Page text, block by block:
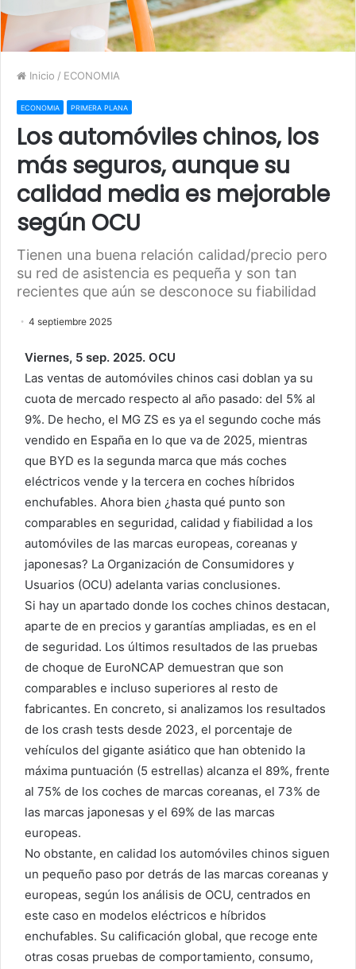
Inicio / ECONOMIA
ECONOMIA PRIMERA PLANA
Los automóviles chinos, los
más seguros, aunque su
calidad media es mejorable
según OCU
Tienen una buena relación calidad/precio pero
su red de asistencia es pequeña y son tan
recientes que aún se desconoce su fiabilidad
4 septiembre 2025
Viernes, 5 sep. 2025. OCU
Las ventas de automóviles chinos casi doblan ya su
cuota de mercado respecto al año pasado: del 5% al
9%. De hecho, el MG ZS es ya el segundo coche más
vendido en España en lo que va de 2025, mientras
que BYD es la segunda marca que más coches
eléctricos vende y la tercera en coches híbridos
enchufables. Ahora bien ¿hasta qué punto son
comparables en seguridad, calidad y fiabilidad a los
automóviles de las marcas europeas, coreanas y
japonesas? La Organización de Consumidores y
Usuarios (OCU) adelanta varias conclusiones.
Si hay un apartado donde los coches chinos destacan,
aparte de en precios y garantías ampliadas, es en el
de seguridad. Los últimos resultados de las pruebas
de choque de EuroNCAP demuestran que son
comparables e incluso superiores al resto de
fabricantes. En concreto, si analizamos los resultados
de los crash tests desde 2023, el porcentaje de
vehículos del gigante asiático que han obtenido la
máxima puntuación (5 estrellas) alcanza el 89%, frente
al 75% de los coches de marcas coreanas, el 73% de
las marcas japonesas y el 69% de las marcas
europeas.
No obstante, en calidad los automóviles chinos siguen
un pequeño paso por detrás de las marcas coreanas y
europeas, según los análisis de OCU, centrados en
este caso en modelos eléctricos e híbridos
enchufables. Su calificación global, que recoge ente
otras cosas pruebas de comportamiento, consumo,